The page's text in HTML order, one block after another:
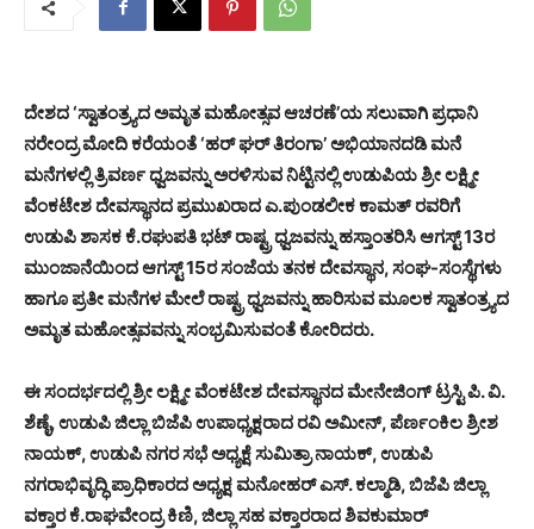
ದೇಶದ ‘ಸ್ವಾತಂತ್ರ್ಯದ ಅಮೃತ ಮಹೋತ್ಸವ ಆಚರಣೆ’ಯ ಸಲುವಾಗಿ ಪ್ರಧಾನಿ
ನರೇಂದ್ರ ಮೋದಿ ಕರೆಯಂತೆ ‘ಹರ್ ಘರ್ ತಿರಂಗಾ’ ಅಭಿಯಾನದಡಿ ಮನೆ
ಮನೆಗಳಲ್ಲಿ ತ್ರಿವರ್ಣ ಧ್ವಜವನ್ನು ಅರಳಿಸುವ ನಿಟ್ಟಿನಲ್ಲಿ ಉಡುಪಿಯ ಶ್ರೀ ಲಕ್ಷ್ಮೀ
ವೆಂಕಟೇಶ ದೇವಸ್ಥಾನದ ಪ್ರಮುಖರಾದ ಎ.ಪುಂಡಲೀಕ ಕಾಮತ್ ರವರಿಗೆ
ಉಡುಪಿ ಶಾಸಕ ಕೆ.ರಘುಪತಿ ಭಟ್ ರಾಷ್ಟ್ರ ಧ್ವಜವನ್ನು ಹಸ್ತಾಂತರಿಸಿ ಆಗಸ್ಟ್ 13ರ
ಮುಂಜಾನೆಯಿಂದ ಆಗಸ್ಟ್ 15ರ ಸಂಜೆಯ ತನಕ ದೇವಸ್ಥಾನ, ಸಂಘ-ಸಂಸ್ಥೆಗಳು
ಹಾಗೂ ಪ್ರತೀ ಮನೆಗಳ ಮೇಲೆ ರಾಷ್ಟ್ರ ಧ್ವಜವನ್ನು ಹಾರಿಸುವ ಮೂಲಕ ಸ್ವಾತಂತ್ರ್ಯದ
ಅಮೃತ ಮಹೋತ್ಸವವನ್ನು ಸಂಭ್ರಮಿಸುವಂತೆ ಕೋರಿದರು.
ಈ ಸಂದರ್ಭದಲ್ಲಿ ಶ್ರೀ ಲಕ್ಷ್ಮೀ ವೆಂಕಟೇಶ ದೇವಸ್ಥಾನದ ಮೇನೇಜಿಂಗ್ ಟ್ರಸ್ಟಿ ಪಿ. ವಿ.
ಶೆಣೈ, ಉಡುಪಿ ಜಿಲ್ಲಾ ಬಿಜೆಪಿ ಉಪಾಧ್ಯಕ್ಷರಾದ ರವಿ ಅಮೀನ್, ಪೆರ್ಣಂಕಿಲ ಶ್ರೀಶ
ನಾಯಕ್, ಉಡುಪಿ ನಗರ ಸಭೆ ಅಧ್ಯಕ್ಷೆ ಸುಮಿತ್ರಾ ನಾಯಕ್, ಉಡುಪಿ
ನಗರಾಭಿವೃದ್ಧಿ ಪ್ರಾಧಿಕಾರದ ಅಧ್ಯಕ್ಷ ಮನೋಹರ್ ಎಸ್. ಕಲ್ಮಾಡಿ, ಬಿಜೆಪಿ ಜಿಲ್ಲಾ
ವಕ್ತಾರ ಕೆ.ರಾಘವೇಂದ್ರ ಕಿಣಿ, ಜಿಲ್ಲಾ ಸಹ ವಕ್ತಾರರಾದ ಶಿವಕುಮಾರ್